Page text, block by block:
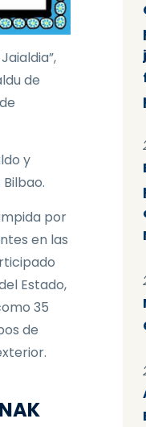
de
y
por
en las
Estado,
35
de